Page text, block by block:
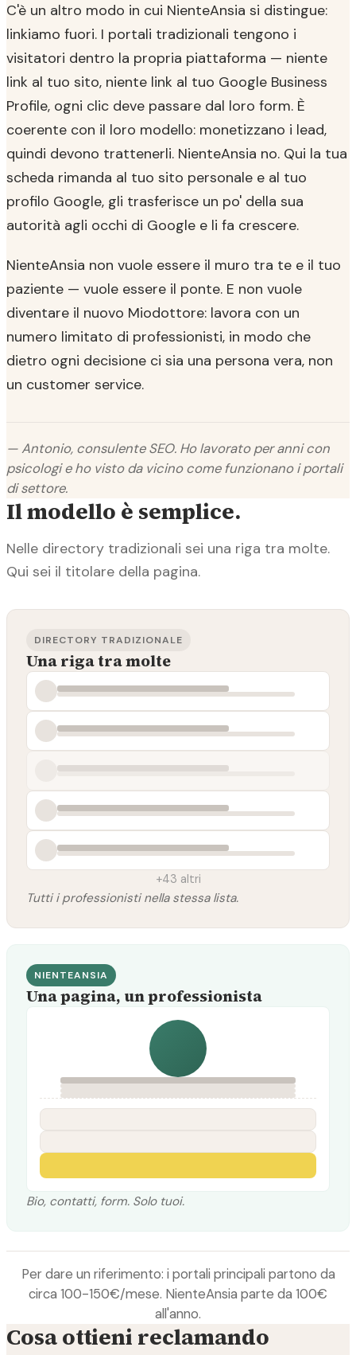
C'è un altro modo in cui NienteAnsia si distingue:
linkiamo fuori. I portali tradizionali tengono i
visitatori dentro la propria piattaforma — niente
link al tuo sito, niente link al tuo Google Business
Profile, ogni clic deve passare dal loro form. È
coerente con il loro modello: monetizzano i lead,
quindi devono trattenerli. NienteAnsia no. Qui la tua
scheda rimanda al tuo sito personale e al tuo
profilo Google, gli trasferisce un po' della sua
autorità agli occhi di Google e li fa crescere.
NienteAnsia non vuole essere il muro tra te e il tuo
paziente — vuole essere il ponte. E non vuole
diventare il nuovo Miodottore: lavora con un
numero limitato di professionisti, in modo che
dietro ogni decisione ci sia una persona vera, non
un customer service.
— Antonio, consulente SEO. Ho lavorato per anni con
psicologi e ho visto da vicino come funzionano i portali
di settore.
Il modello è semplice.
Nelle directory tradizionali sei una riga tra molte.
Qui sei il titolare della pagina.
DIRECTORY TRADIZIONALE
Una riga tra molte
+43 altri
Tutti i professionisti nella stessa lista.
NIENTEANSIA
Una pagina, un professionista
Bio, contatti, form. Solo tuoi.
Per dare un riferimento: i portali principali partono da
circa 100-150€/mese. NienteAnsia parte da 100€
all'anno.
Cosa ottieni reclamando